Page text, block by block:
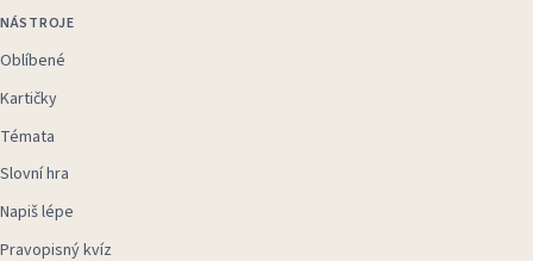
NÁSTROJE
Oblíbené
Kartičky
Témata
Slovní hra
Napiš lépe
Pravopisný kvíz